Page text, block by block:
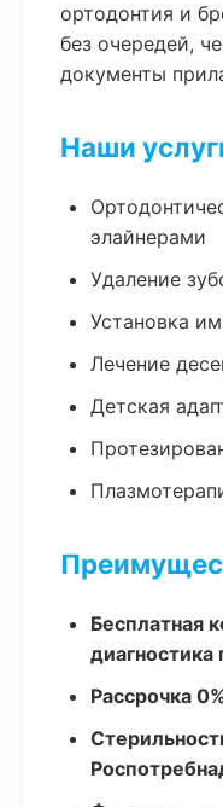
ортодонтия и
без очередей,
документы
Наши
элайнерами
Удаление
Установка
Лечение
Детская
Бесплатная
диагностика
Рассрочка